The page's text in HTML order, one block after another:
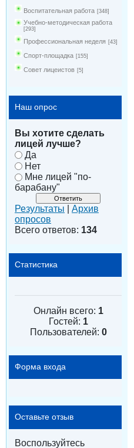
Воспитательная работа [348]
Учебно-методическая работа
[293]
Профессиональная неделя [43]
Спорт-площадка [155]
Совет лицеистов [5]
Наш опрос
Вы хотите сделать
лицей лучше?
Да
Нет
Мне лицей "по-
барабану"
Результаты
Архив
опросов
Всего ответов: 134
Статистика
Онлайн всего: 1
Гостей: 1
Пользователей: 0
Форма входа
Оставьте отзыв
Воспользуйтесь